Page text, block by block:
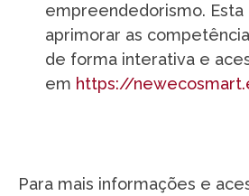
empreendedorismo.
aprimorar as
de forma interativa e
em https://
Para mais informações e